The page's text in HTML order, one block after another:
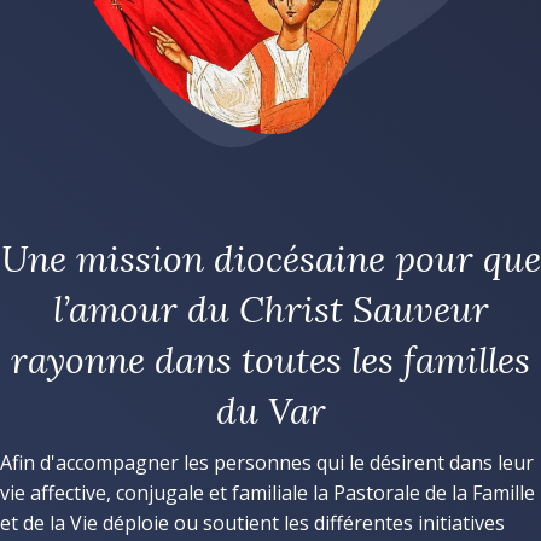
Une mission diocésaine pour que
l’amour du Christ Sauveur
rayonne dans toutes les familles
du Var
Afin d'accompagner les personnes qui le désirent dans leur
vie affective, conjugale et familiale la Pastorale de la Famille
et de la Vie déploie ou soutient les différentes initiatives